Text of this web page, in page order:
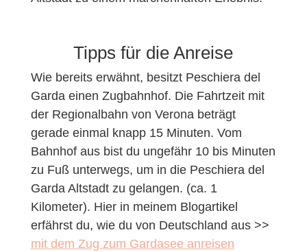
Tipps für die Anreise
Wie bereits erwähnt, besitzt Peschiera del
Garda einen Zugbahnhof. Die Fahrtzeit mit
der Regionalbahn von Verona beträgt
gerade einmal knapp 15 Minuten. Vom
Bahnhof aus bist du ungefähr 10 bis Minuten
zu Fuß unterwegs, um in die Peschiera del
Garda Altstadt zu gelangen. (ca. 1
Kilometer). Hier in meinem Blogartikel
erfährst du, wie du von Deutschland aus >>
mit dem Zug zum Gardasee anreisen